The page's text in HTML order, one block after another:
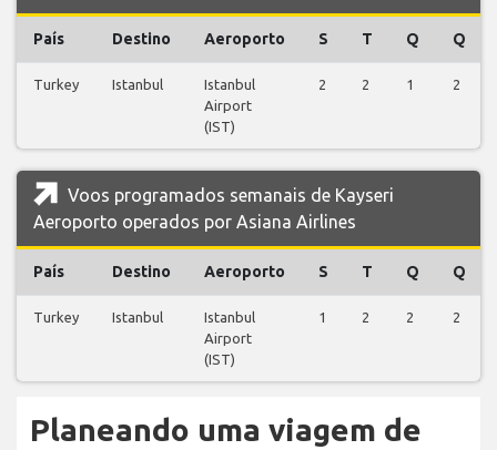
País Destino Aeroporto S T Q Q
Turkey Istanbul
Istanbul
Airport
(IST)
2 2 1 2
Voos programados semanais de Kayseri
Aeroporto operados por Asiana Airlines
País Destino Aeroporto S T Q Q
Turkey Istanbul
Istanbul
Airport
(IST)
1 2 2 2
Planeando uma viagem de